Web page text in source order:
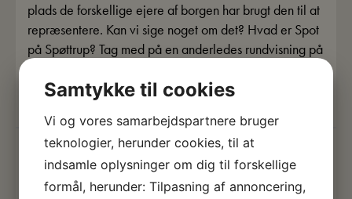
plads de forskellige ejere af borgen har brugt den til at
repræsentere. Kan vi sige noget om det? Hvad er Spot
på Spøttrup? Tag med på en anderledes rundvisning på
SEP.
2026
Samtykke til cookies
Vi og vores samarbejdspartnere bruger
teknologier, herunder cookies, til at
indsamle oplysninger om dig til forskellige
formål, herunder: Tilpasning af annoncering,